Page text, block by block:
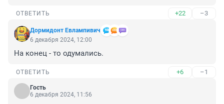
ОТВЕТИТЬ +22 –3
Дормидонт Евлампивич
6 декабря 2024, 12:00
На конец - то одумались.
ОТВЕТИТЬ +6 –1
Гость
6 декабря 2024, 11:56